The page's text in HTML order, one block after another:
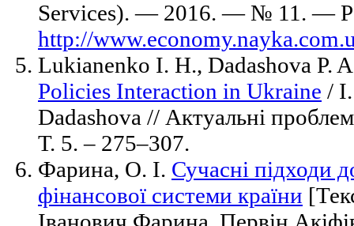
Services). — 2016. — № 11. —
http://
Lukianenko I. H., Dadashova P.
Policies Interaction in Ukraine /
Dadashova // Актуальні
Т. 5. – 275–307.
Фарина, О. І. Сучасні підходи
фінансової системи країни